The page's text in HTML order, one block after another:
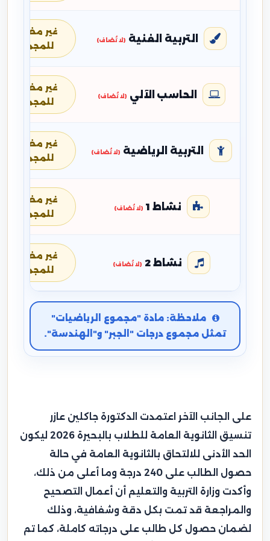
التربية الفنية (لا تُضاف)
غير مضافة
للمجموع
الحاسب الآلي (لا تُضاف)
غير مضافة
للمجموع
التربية الرياضية (لا تُضاف)
غير مضافة
للمجموع
نشاط 1 (لا تُضاف)
غير مضافة
للمجموع
نشاط 2 (لا تُضاف)
غير مضافة
للمجموع
ملاحظة: مادة "مجموع الرياضيات"
تمثل مجموع درجات "الجبر" و"الهندسة".
على الجانب الآخر اعتمدت الدكتورة جاكلين عازر
تنسيق الثانوية العامة للطلاب بالبحيرة 2026 ليكون
الحد الأدنى للالتحاق بالثانوية العامة في حالة
حصول الطالب على 240 درجة وما أعلى من ذلك،
وأكدت وزارة التربية والتعليم أن أعمال التصحيح
والمراجعة قد تمت بكل دقة وشفافية، وذلك
لضمان حصول كل طالب على درجاته كاملة، كما تم